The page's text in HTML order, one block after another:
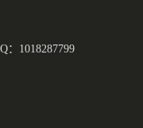
：1018287799